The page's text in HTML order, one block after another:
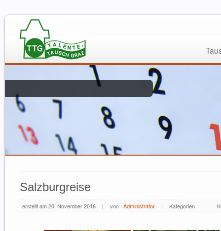
Salzburgreise
erstellt am 20. November 2018 | von : Administrator | Kategorien : |